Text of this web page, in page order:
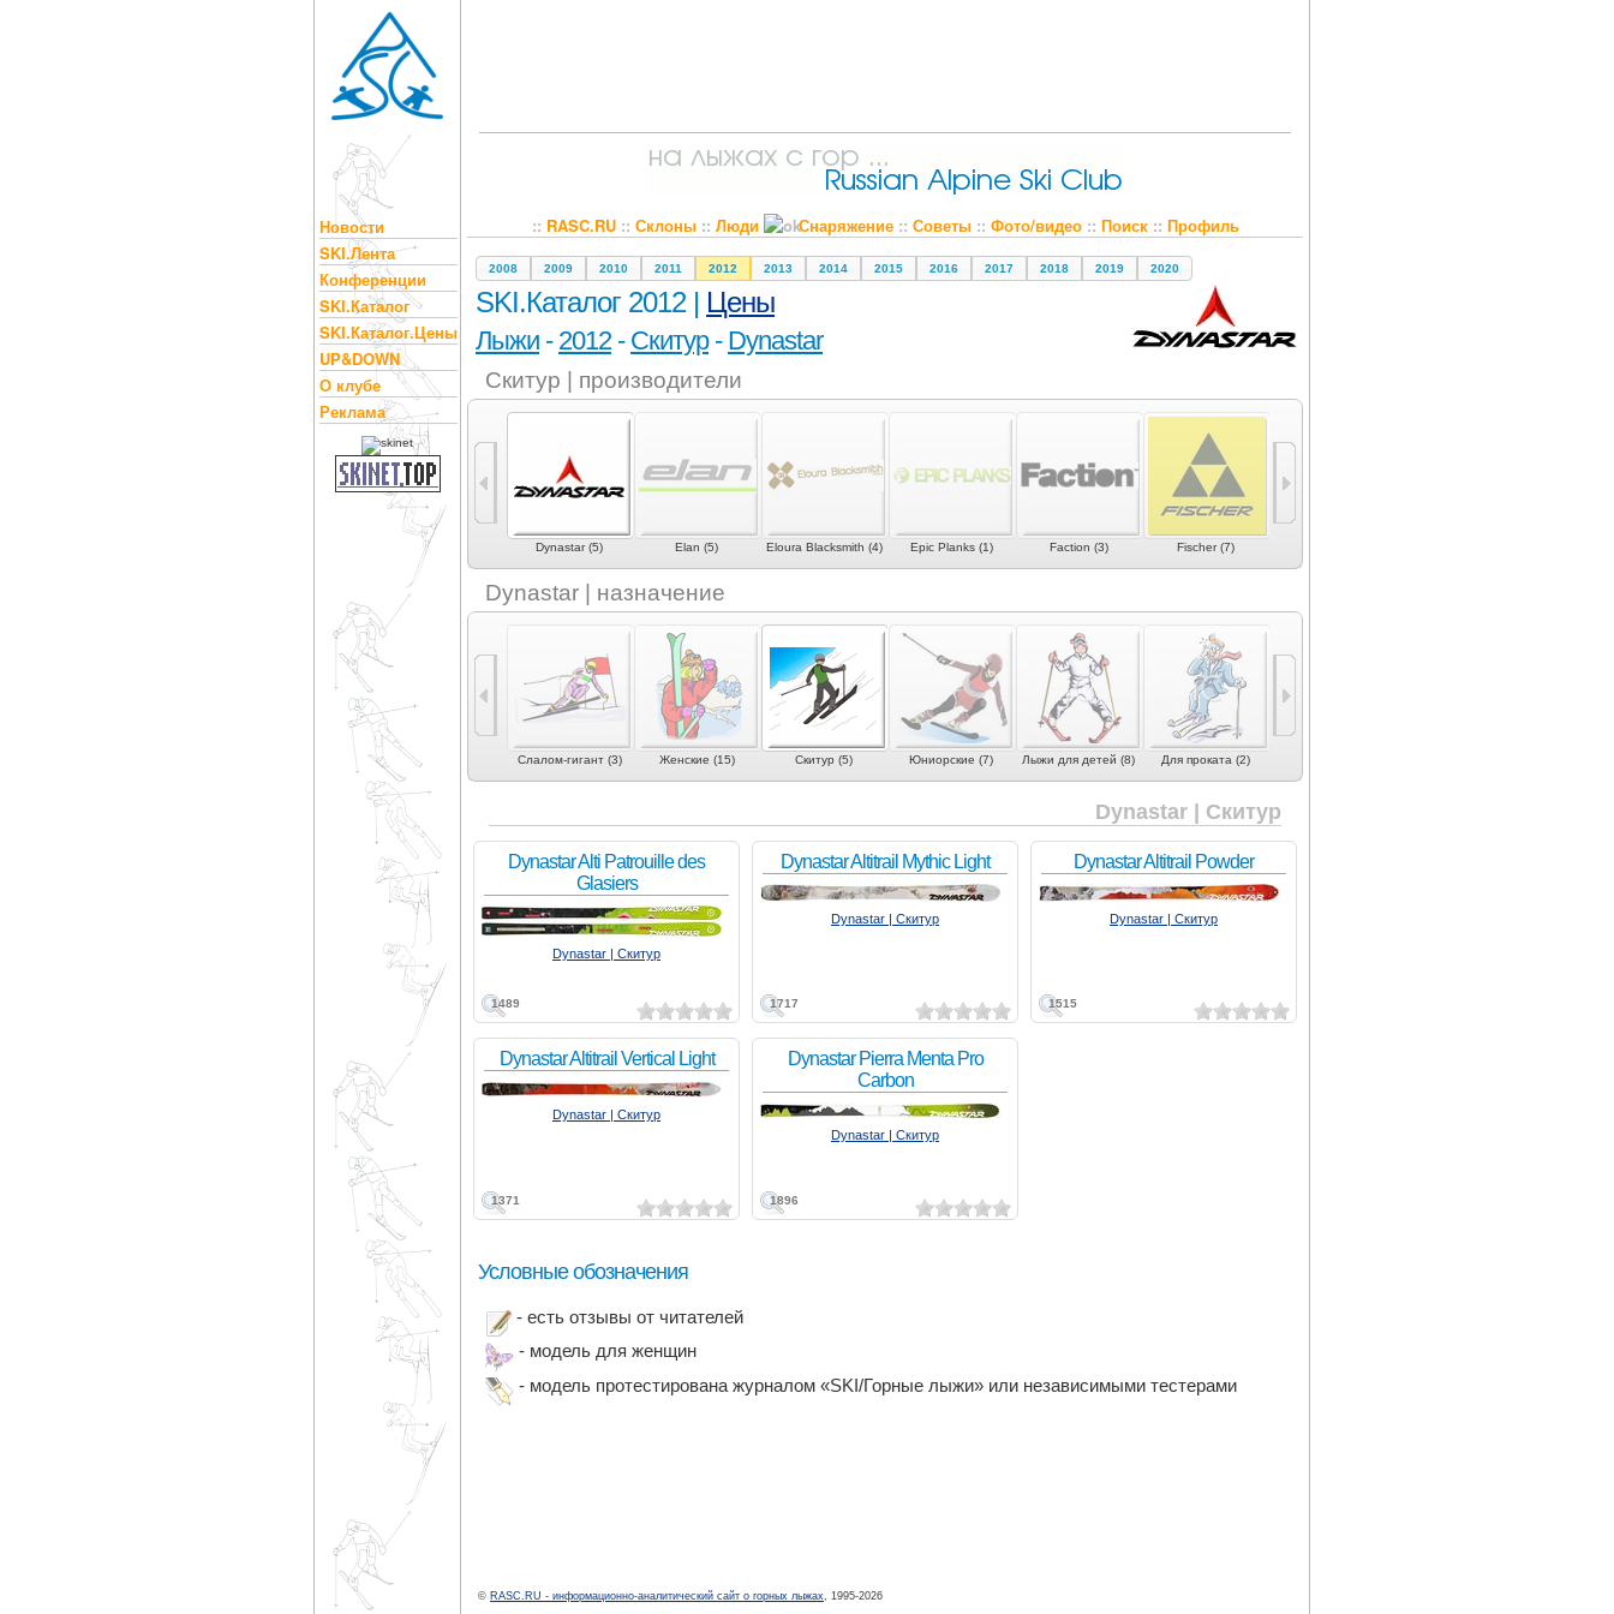
Новости
SKI.Лента
Конференции
SKI.Каталог
SKI.Каталог.Цены
UP&DOWN
О клубе
Реклама
:: RASC.RU:: Склоны:: Люди Снаряжение:: Советы:: Фото/видео:: Поиск:: Профиль
2008 2009 2010 2011 2012 2013 2014 2015 2016 2017 2018 2019 2020
SKI.Каталог 2012 | Цены
Лыжи - 2012- Скитур- Dynastar
Скитур | производители
Dynafit (13) Dynastar (5) Elan (5) Eloura Blacksmith (4) Epic Planks (1) Faction (3) Fischer (7)
Dynastar | назначение
Могул | акробатика
Слалом (4) Слалом-гигант (3) Женские (15) Скитур (5) Юниорские (7) Лыжи для детей (8) Для проката (2)
Dynastar | Скитур
1489
Dynastar Alti Patrouille des
Glasiers
Dynastar | Скитур
1717
Dynastar Altitrail Mythic Light
Dynastar | Скитур
1515
Dynastar Altitrail Powder
Dynastar | Скитур
1371
Dynastar Altitrail Vertical Light
Dynastar | Скитур
1896
Dynastar Pierra Menta Pro
Carbon
Dynastar | Скитур
Условные обозначения
- есть отзывы от читателей
- модель для женщин
- модель протестирована журналом «SKI/Горные лыжи» или независимыми тестерами
© RASC.RU - информационно-аналитический сайт о горных лыжах, 1995-2026